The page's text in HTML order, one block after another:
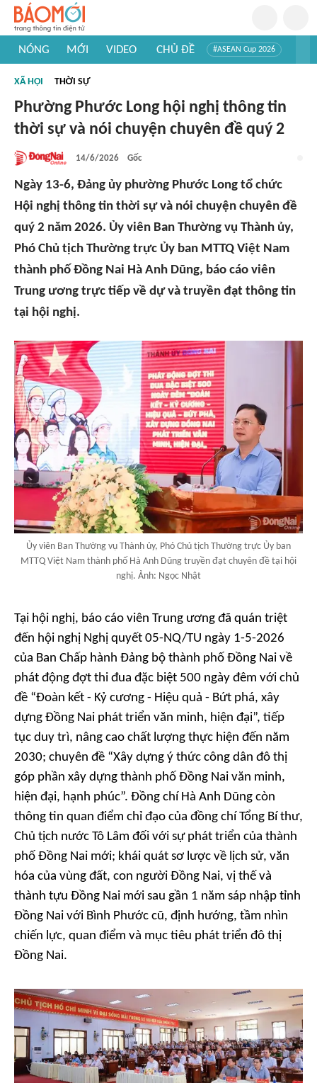
NÓNG MỚI VIDEO CHỦ ĐỀ #ASEAN Cup 2026
#Khám phá thế giới
XÃ HỘI THỜI SỰ
Phường Phước Long hội nghị thông tin
thời sự và nói chuyện chuyên đề quý 2
14/6/2026 Gốc
Ngày 13-6, Đảng ủy phường Phước Long tổ chức
Hội nghị thông tin thời sự và nói chuyện chuyên đề
quý 2 năm 2026. Ủy viên Ban Thường vụ Thành ủy,
Phó Chủ tịch Thường trực Ủy ban MTTQ Việt Nam
thành phố Đồng Nai Hà Anh Dũng, báo cáo viên
Trung ương trực tiếp về dự và truyền đạt thông tin
tại hội nghị.
Ủy viên Ban Thường vụ Thành ủy, Phó Chủ tịch Thường trực Ủy ban
MTTQ Việt Nam thành phố Hà Anh Dũng truyền đạt chuyên đề tại hội
nghị. Ảnh: Ngọc Nhật
Tại hội nghị, báo cáo viên Trung ương đã quán triệt
đến hội nghị Nghị quyết 05-NQ/TU ngày 1-5-2026
của Ban Chấp hành Đảng bộ thành phố Đồng Nai về
phát động đợt thi đua đặc biệt 500 ngày đêm với chủ
đề “Đoàn kết - Kỷ cương - Hiệu quả - Bứt phá, xây
dựng Đồng Nai phát triển văn minh, hiện đại”, tiếp
tục duy trì, nâng cao chất lượng thực hiện đến năm
2030; chuyên đề “Xây dựng ý thức công dân đô thị
góp phần xây dựng thành phố Đồng Nai văn minh,
hiện đại, hạnh phúc”. Đồng chí Hà Anh Dũng còn
thông tin quan điểm chỉ đạo của đồng chí Tổng Bí thư,
Chủ tịch nước Tô Lâm đối với sự phát triển của thành
phố Đồng Nai mới; khái quát sơ lược về lịch sử, văn
hóa của vùng đất, con người Đồng Nai, vị thế và
thành tựu Đồng Nai mới sau gần 1 năm sáp nhập tỉnh
Đồng Nai với Bình Phước cũ, định hướng, tầm nhìn
chiến lực, quan điểm và mục tiêu phát triển đô thị
Đồng Nai.